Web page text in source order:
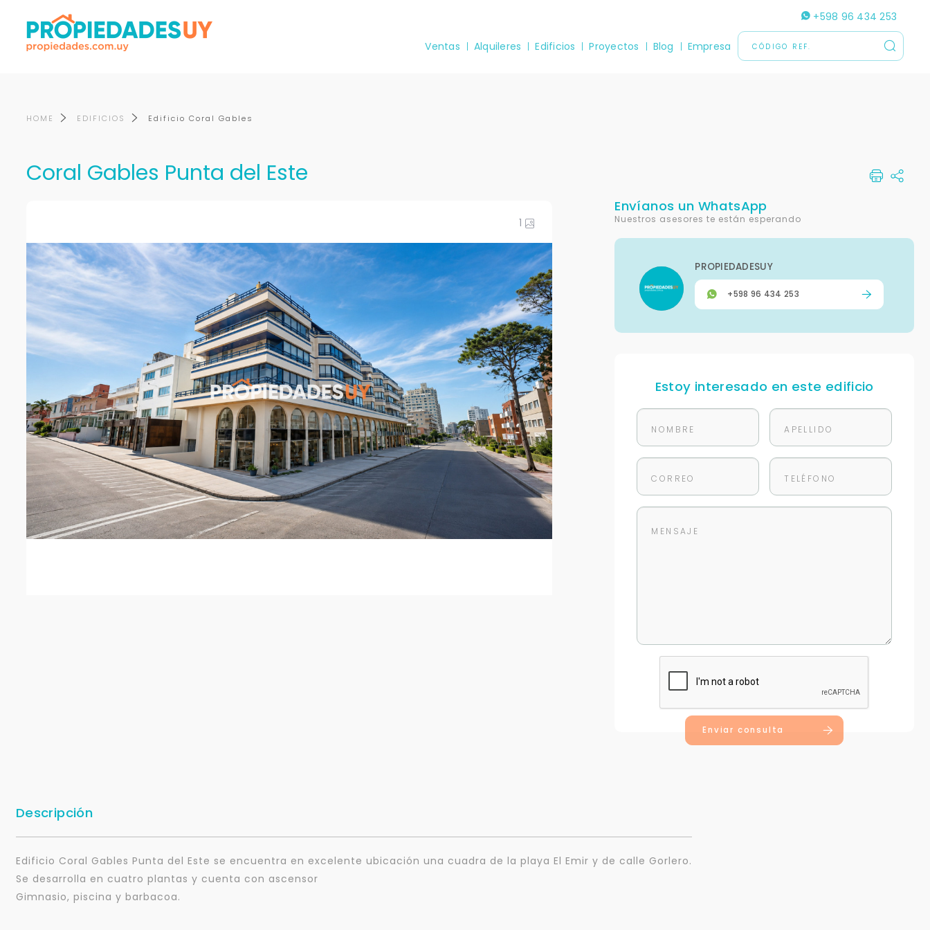
+598 96 434 253
Ventas Alquileres Edificios Proyectos Blog Empresa
HOME EDIFICIOS Edificio Coral Gables
Coral Gables Punta del Este
1
Envíanos un WhatsApp
Nuestros asesores te están esperando
PROPIEDADESUY
+598 96 434 253
Estoy interesado en este edificio
Enviar consulta
Descripción
Edificio Coral Gables Punta del Este se encuentra en excelente ubicación una cuadra de la playa El Emir y de calle Gorlero.
Se desarrolla en cuatro plantas y cuenta con ascensor
Gimnasio, piscina y barbacoa.
mejor y más rápido